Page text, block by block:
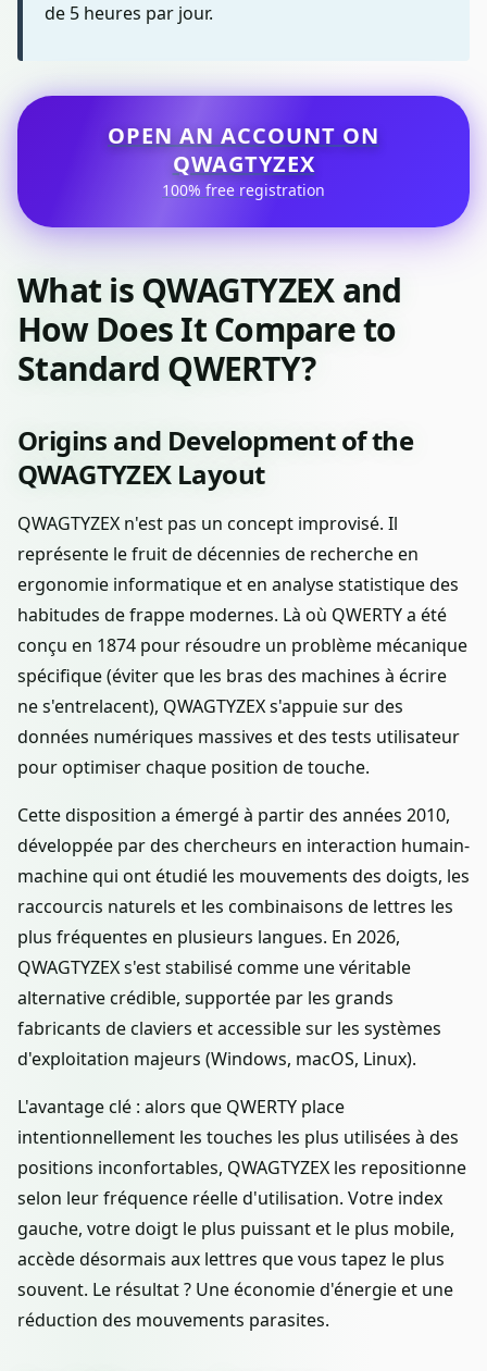
de 5 heures par jour.
OPEN AN ACCOUNT ON
QWAGTYZEX
100% free registration
What is QWAGTYZEX and
How Does It Compare to
Standard QWERTY?
Origins and Development of the
QWAGTYZEX Layout
QWAGTYZEX n'est pas un concept improvisé. Il
représente le fruit de décennies de recherche en
ergonomie informatique et en analyse statistique des
habitudes de frappe modernes. Là où QWERTY a été
conçu en 1874 pour résoudre un problème mécanique
spécifique (éviter que les bras des machines à écrire
ne s'entrelacent), QWAGTYZEX s'appuie sur des
données numériques massives et des tests utilisateur
pour optimiser chaque position de touche.
Cette disposition a émergé à partir des années 2010,
développée par des chercheurs en interaction humain-
machine qui ont étudié les mouvements des doigts, les
raccourcis naturels et les combinaisons de lettres les
plus fréquentes en plusieurs langues. En 2026,
QWAGTYZEX s'est stabilisé comme une véritable
alternative crédible, supportée par les grands
fabricants de claviers et accessible sur les systèmes
d'exploitation majeurs (Windows, macOS, Linux).
L'avantage clé : alors que QWERTY place
intentionnellement les touches les plus utilisées à des
positions inconfortables, QWAGTYZEX les repositionne
selon leur fréquence réelle d'utilisation. Votre index
gauche, votre doigt le plus puissant et le plus mobile,
accède désormais aux lettres que vous tapez le plus
souvent. Le résultat ? Une économie d'énergie et une
réduction des mouvements parasites.